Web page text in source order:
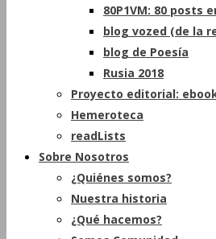
80P1VM: 80 posts
blog vozed (de la
blog de Poesía
Rusia 2018
Proyecto editorial:
Hemeroteca
readLists
Sobre Nosotros
¿Quiénes somos?
Nuestra historia
¿Qué hacemos?